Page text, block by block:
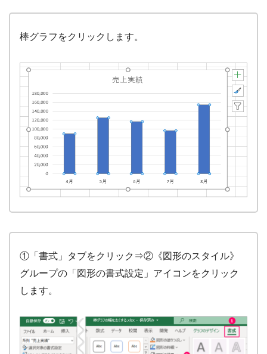
棒グラフをクリックします。
①「書式」タブをクリック⇒②《図形のスタイル》
グループの「図形の書式設定」アイコンをクリック
します。